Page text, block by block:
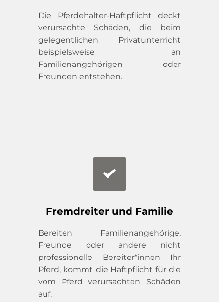
Die Pferdehalter-Haftpflicht deckt
verursachte Schäden, die beim
gelegentlichen Privatunterricht
beispielsweise an
Familienangehörigen oder
Freunden entstehen.
Fremdreiter und Familie
Bereiten Familienangehörige,
Freunde oder andere nicht
professionelle Bereiter*innen Ihr
Pferd, kommt die Haftpflicht für die
vom Pferd verursachten Schäden
auf.